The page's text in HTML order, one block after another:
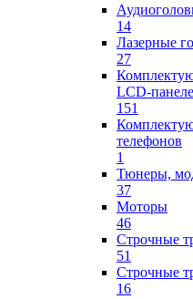
14
Лазерные
27
LCD-
151
телефонов
1
Тюнеры,
37
Моторы
46
Строчные
51
Строчные
16